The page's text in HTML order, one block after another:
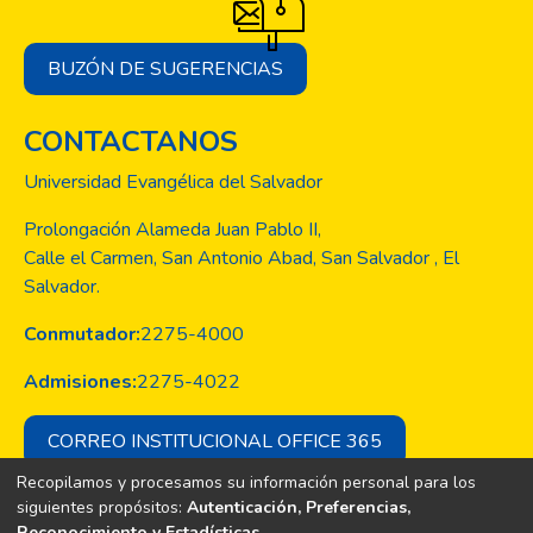
con un desenlace satisfactorio. En la
actualidad, la paciente se encuentra estable,
y siguiendo su tratamiento con dosis bajas
anticoagulación.
BUZÓN DE SUGERENCIAS
CONTACTANOS
Universidad Evangélica del Salvador
Prolongación Alameda Juan Pablo II,
Calle el Carmen, San Antonio Abad, San Salvador , El
Salvador.
Conmutador:2275-4000
Admisiones:2275-4022
CORREO INSTITUCIONAL OFFICE 365
Recopilamos y procesamos su información personal para los
siguientes propósitos: Autenticación, Preferencias,